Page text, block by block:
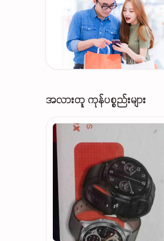
အလားတူ ကုန်ပစ္စည်းများ